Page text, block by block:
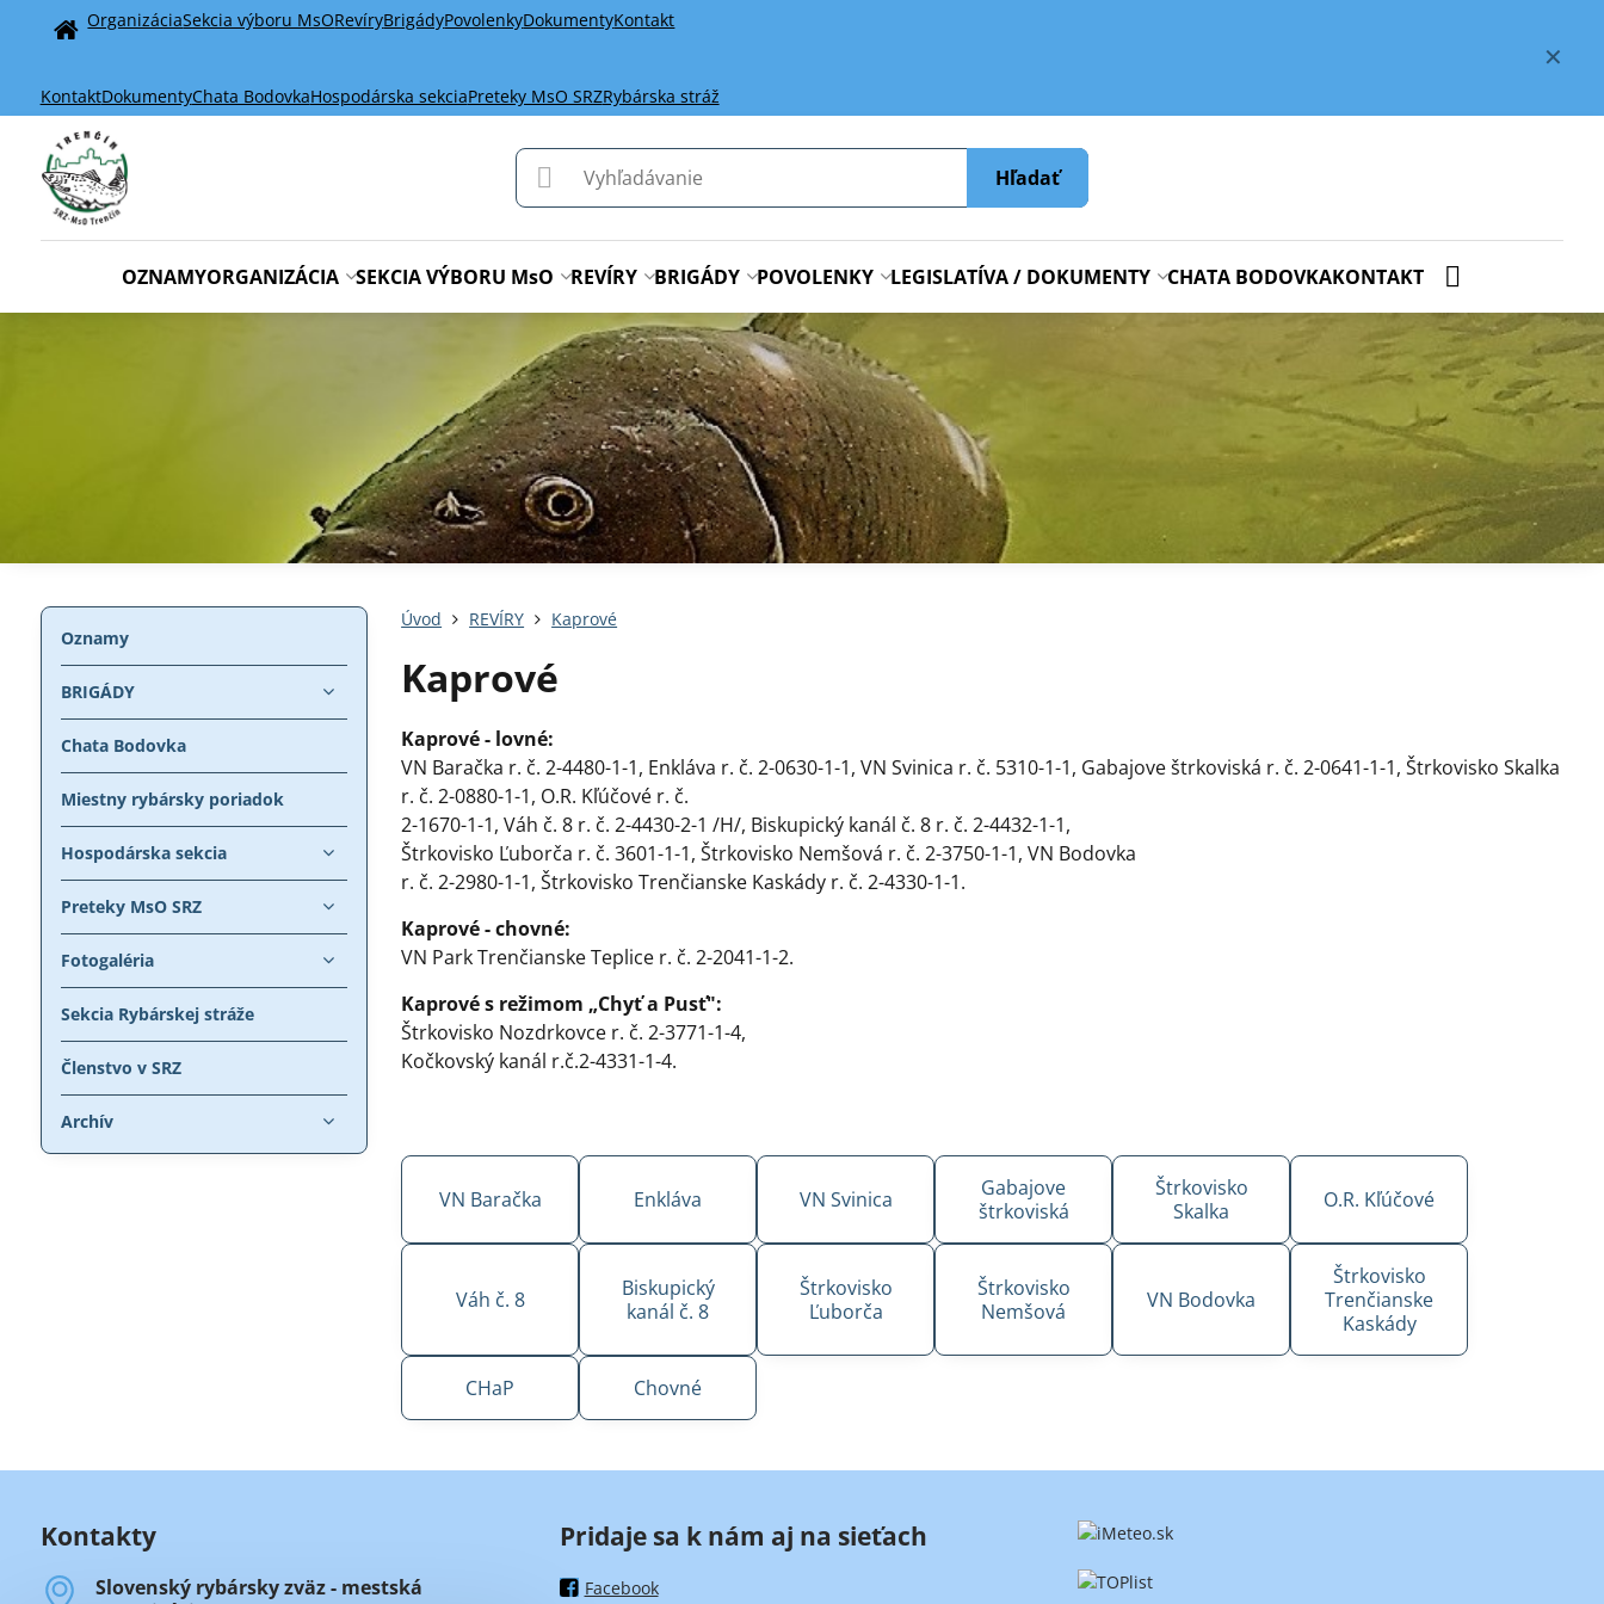
✕
Home
OrganizáciaSekcia výboru MsORevíryBrigádyPovolenkyDokumentyKontakt
KontaktDokumentyChata BodovkaHospodárska sekciaPreteky MsO SRZRybárska stráž
Hľadať
OZNAMYORGANIZÁCIA SEKCIA VÝBORU MsO REVÍRY BRIGÁDY POVOLENKY LEGISLATÍVA / DOKUMENTY CHATA BODOVKAKONTAKT
Úvod REVÍRY Kaprové
Kaprové
Kaprové - lovné:
VN Baračka r. č. 2-4480-1-1, Enkláva r. č. 2-0630-1-1, VN Svinica r. č. 5310-1-1, Gabajove štrkoviská r. č. 2-0641-1-1, Štrkovisko Skalka
r. č. 2-0880-1-1, O.R. Kľúčové r. č.
2-1670-1-1, Váh č. 8 r. č. 2-4430-2-1 /H/, Biskupický kanál č. 8 r. č. 2-4432-1-1,
Štrkovisko Ľuborča r. č. 3601-1-1, Štrkovisko Nemšová r. č. 2-3750-1-1, VN Bodovka
r. č. 2-2980-1-1, Štrkovisko Trenčianske Kaskády r. č. 2-4330-1-1.
Kaprové - chovné:
VN Park Trenčianske Teplice r. č. 2-2041-1-2.
Kaprové s režimom „Chyť a Pusť":
Štrkovisko Nozdrkovce r. č. 2-3771-1-4,
Kočkovský kanál r.č.2-4331-1-4.
VN Baračka Enkláva VN Svinica
Gabajove
štrkoviská
Štrkovisko
Skalka
O.R. Kľúčové
Váh č. 8
Biskupický
kanál č. 8
Štrkovisko
Ľuborča
Štrkovisko
Nemšová
VN Bodovka
Štrkovisko
Trenčianske
Kaskády
CHaP Chovné
Oznamy
BRIGÁDY
Chata Bodovka
Miestny rybársky poriadok
Hospodárska sekcia
Preteky MsO SRZ
Fotogaléria
Sekcia Rybárskej stráže
Členstvo v SRZ
Archív
Kontakty
Slovenský rybársky zväz - mestská
Pridaje sa k nám aj na sieťach
Facebook